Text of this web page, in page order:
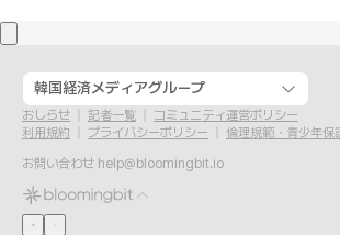
韓国経済メディアグループ
おしらせ 記者一覧
コミュニティ運営ポリシー
利用規約
プライバシーポリシー
倫理規範・青少年保
お問い合わせ help@bloomingbit.io